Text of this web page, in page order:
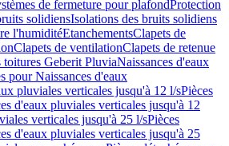
de fermeture pour plafondProtection
solidiensIsolations des bruits solidiens
l'humiditéEtanchementsClapets de
Clapets de ventilationClapets de retenue
toitures Geberit PluviaNaissances d'eaux
pour Naissances d'eaux
pluviales verticales jusqu'à 12 l/sPièces
d'eaux pluviales verticales jusqu'à 12
verticales jusqu'à 25 l/sPièces
d'eaux pluviales verticales jusqu'à 25